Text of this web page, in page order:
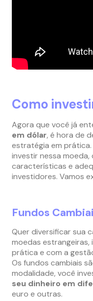
Como
Agora que você já
em dólar, é hora de
estratégia em
investir nessa moeda,
características e
investidores. Vamos
Fundos
Quer diversificar sua
moedas estrangeiras,
prática e com a
Os fundos cambiais
modalidade, você
seu dinheiro em
euro e outras.